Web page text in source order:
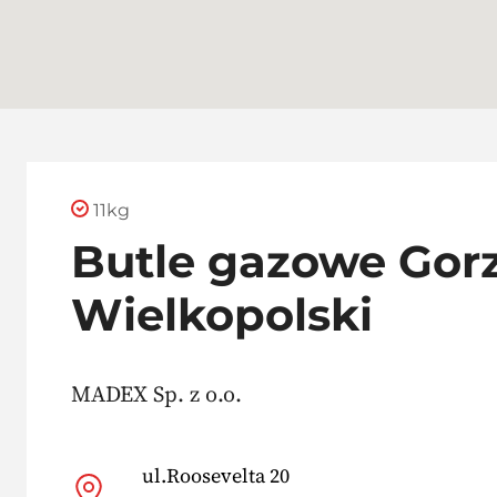
11kg
Butle gazowe
Wielkopolski
MADEX Sp. z o.o.
ul.Roosevelta 20